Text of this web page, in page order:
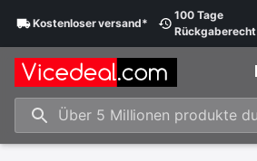
Kostenloserversand*
100 Tage
Rückgaberecht